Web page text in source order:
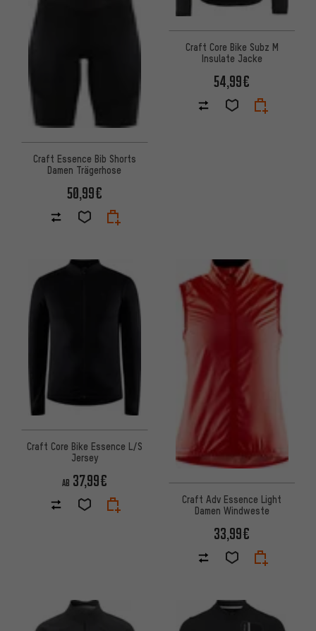
Craft Essence Bib Shorts
Damen Trägerhose
50,99€
Craft Core Bike Subz M
Insulate Jacke
54,99€
Craft Core Bike Essence L/S
Jersey
AB 37,99€
Craft Adv Essence Light
Damen Windweste
33,99€